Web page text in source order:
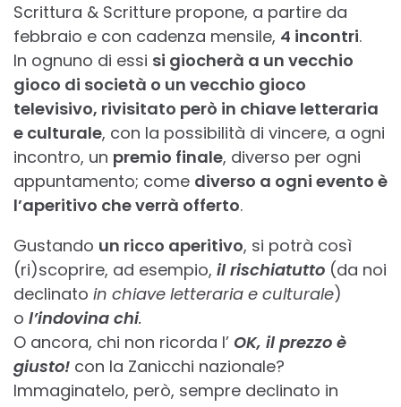
Scrittura & Scritture propone, a partire da
febbraio e con cadenza mensile, 4 incontri.
In ognuno di essi si giocherà a un vecchio
gioco di società o un vecchio gioco
televisivo, rivisitato però in chiave letteraria
e culturale, con la possibilità di vincere, a ogni
incontro, un premio finale, diverso per ogni
appuntamento; come diverso a ogni evento è
l’aperitivo che verrà offerto.
Gustando un ricco aperitivo, si potrà così
(ri)scoprire, ad esempio, il rischiatutto (da noi
declinato in chiave letteraria e culturale)
o l’indovina chi.
O ancora, chi non ricorda l’ OK, il prezzo è
giusto! con la Zanicchi nazionale?
Immaginatelo, però, sempre declinato in